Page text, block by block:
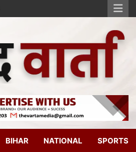
BIHAR NATIONAL SPORTS